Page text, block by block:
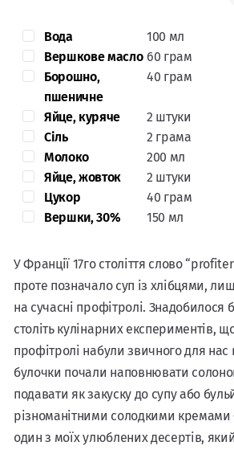
Вода
100 мл
Вершкове масло 60 грам
Борошно,
пшеничне
40 грам
Яйце, куряче
2 штуки
Сіль
2 грама
Молоко
200 мл
Яйце, жовток
2 штуки
Цукор
40 грам
Вершки, 30%
150 мл
У Франції 17го століття слово
проте позначало суп із хлібцями,
на сучасні профітролі. Знадобилося
століть кулінарних експериментів,
профітролі набули звичного для нас
булочки почали наповнювати
подавати як закуску до супу або
різноманітними солодкими кремами
один з моїх улюблених десертів, який